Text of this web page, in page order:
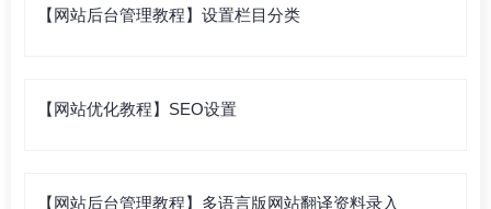
【网站后台管理教程】设置栏目分类
【网站优化教程】SEO设置
【网站后台管理教程】多语言版网站翻译资料录入